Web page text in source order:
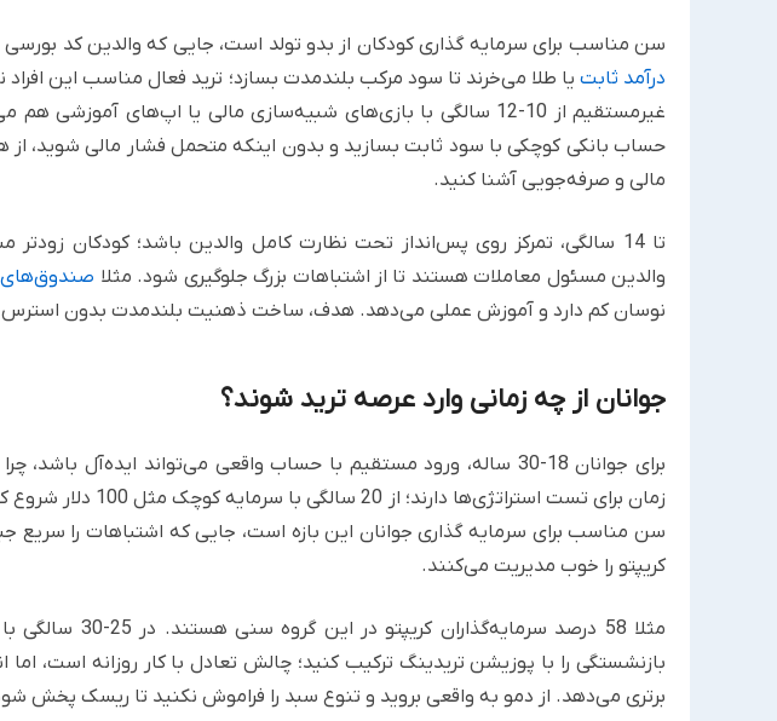
سن مناسب برای سرمایه گذاری کودکان از بدو تولد است، جایی که والدین کد
درآمد ثابت یا طلا می‌خرند تا سود مرکب بلندمدت بسازد؛ ترید فعال مناسب این
غیرمستقیم از 10-12 سالگی با بازی‌های شبیه‌سازی مالی یا اپ‌های
حساب بانکی کوچکی با سود ثابت بسازید و بدون اینکه متحمل فشار مالی شوید، از
مالی و صرفه‌جویی آشنا کنید.
تا 14 سالگی، تمرکز روی پس‌انداز تحت نظارت کامل والدین باشد؛ کودکان زودتر
والدین مسئول معاملات هستند تا از اشتباهات بزرگ جلوگیری شود. مثلا صندوق‌های ETF
نوسان کم دارد و آموزش عملی می‌دهد. هدف، ساخت ذهنیت بلندمدت بدون
جوانان از چه زمانی وارد عرصه ترید شوند؟
برای جوانان 18-30 ساله، ورود مستقیم با حساب واقعی می‌تواند ایده‌آل
زمان برای تست استراتژی‌ها دارند؛ از 20 سالگی با سرمایه کوچک مثل 100 دلار شروع کنید و
سن مناسب برای سرمایه گذاری جوانان این بازه است، جایی که اشتباهات را سریع
کریپتو را خوب مدیریت می‌کنند.
مثلا 58 درصد
بازنشستگی را با پوزیشن تریدینگ ترکیب کنید؛ چالش تعادل با کار روزانه است،
برتری می‌دهد. از دمو به واقعی بروید و تنوع سبد را فراموش نکنید تا ریسک پخش